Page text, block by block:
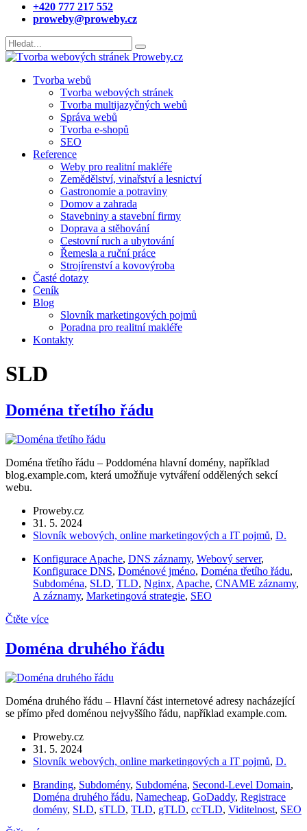
+420 777 217 552
proweby@proweby.cz
Tvorba webů
Tvorba webových stránek
Tvorba multijazyčných webů
Správa webů
Tvorba e-shopů
SEO
Reference
Weby pro realitní makléře
Zemědělství, vinařství a lesnictví
Gastronomie a potraviny
Domov a zahrada
Stavebniny a stavební firmy
Doprava a stěhování
Cestovní ruch a ubytování
Řemesla a ruční práce
Strojírenství a kovovýroba
Časté dotazy
Ceník
Blog
Slovník marketingových pojmů
Poradna pro realitní makléře
Kontakty
SLD
Doména třetího řádu
Doména třetího řádu – Poddoména hlavní domény, například
blog.example.com, která umožňuje vytváření oddělených sekcí
webu.
Proweby.cz
31. 5. 2024
Slovník webových, online marketingových a IT pojmů, D.
Konfigurace Apache, DNS záznamy, Webový server,
Konfigurace DNS, Doménové jméno, Doména třetího řádu,
Subdoména, SLD, TLD, Nginx, Apache, CNAME záznamy,
A záznamy, Marketingová strategie, SEO
Čtěte více
Doména druhého řádu
Doména druhého řádu – Hlavní část internetové adresy nacházející
se přímo před doménou nejvyššího řádu, například example.com.
Proweby.cz
31. 5. 2024
Slovník webových, online marketingových a IT pojmů, D.
Branding, Subdomény, Subdoména, Second-Level Domain,
Doména druhého řádu, Namecheap, GoDaddy, Registrace
domény, SLD, sTLD, TLD, gTLD, ccTLD, Viditelnost, SEO